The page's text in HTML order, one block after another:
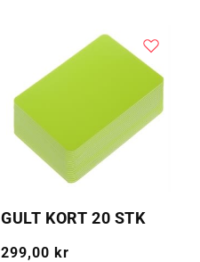
GULT KORT 20 STK
Vanlig
299,00 kr